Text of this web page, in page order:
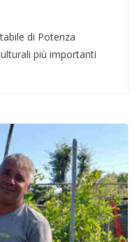
di Potenza
più importanti